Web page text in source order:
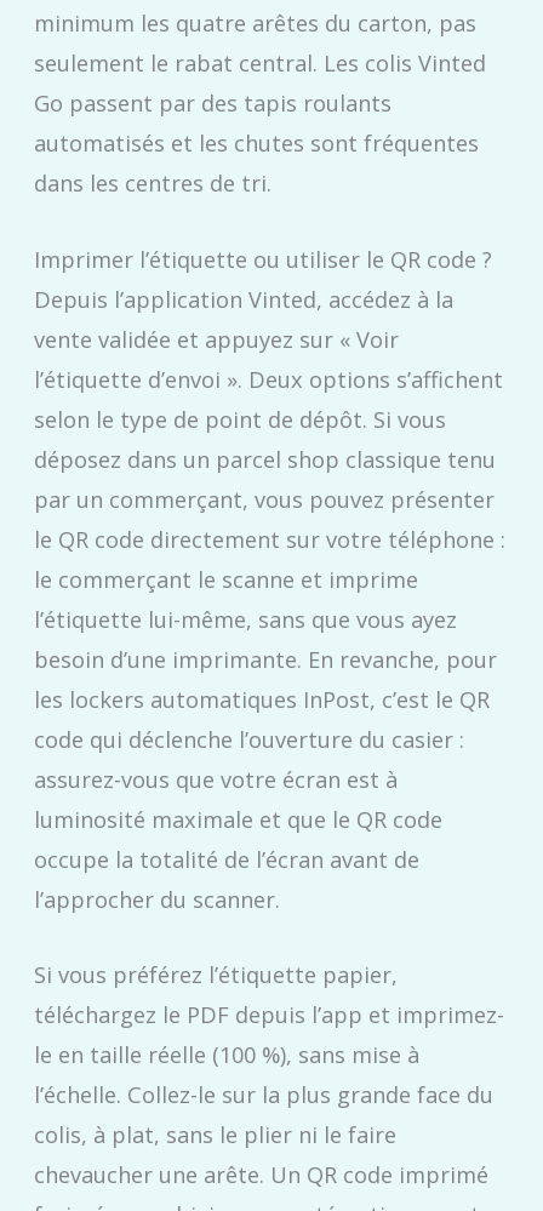
minimum les quatre arêtes du carton, pas
seulement le rabat central. Les colis Vinted
Go passent par des tapis roulants
automatisés et les chutes sont fréquentes
dans les centres de tri.
Imprimer l’étiquette ou utiliser le QR code ?
Depuis l’application Vinted, accédez à la
vente validée et appuyez sur « Voir
l’étiquette d’envoi ». Deux options s’affichent
selon le type de point de dépôt. Si vous
déposez dans un parcel shop classique tenu
par un commerçant, vous pouvez présenter
le QR code directement sur votre téléphone :
le commerçant le scanne et imprime
l’étiquette lui-même, sans que vous ayez
besoin d’une imprimante. En revanche, pour
les lockers automatiques InPost, c’est le QR
code qui déclenche l’ouverture du casier :
assurez-vous que votre écran est à
luminosité maximale et que le QR code
occupe la totalité de l’écran avant de
l’approcher du scanner.
Si vous préférez l’étiquette papier,
téléchargez le PDF depuis l’app et imprimez-
le en taille réelle (100 %), sans mise à
l’échelle. Collez-le sur la plus grande face du
colis, à plat, sans le plier ni le faire
chevaucher une arête. Un QR code imprimé